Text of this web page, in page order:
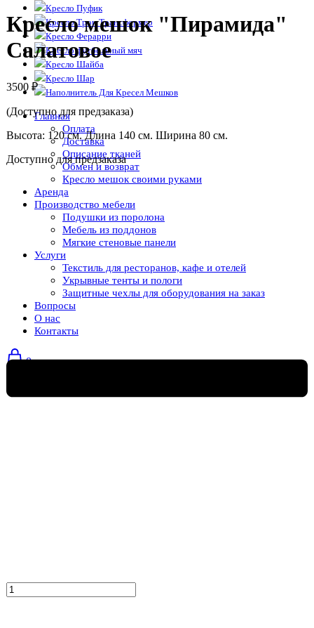
Кресло Пуфик
Кресло Трон Трансформер
Кресло Ферарри
Кресло футбольный мяч
Кресло Шайба
Кресло Шар
Наполнитель Для Кресел Мешков
Главная
Оплата
Доставка
Описание тканей
Обмен и возврат
Кресло мешок своими руками
Аренда
Производство мебели
Подушки из поролона
Мебель из поддонов
Мягкие стеновые панели
Услуги
Текстиль для ресторанов, кафе и отелей
Укрывные тенты и пологи
Защитные чехлы для оборудования на заказ
Вопросы
О нас
Контакты
0
Кресло мешок "Пирамида"
Салатовое
3500 ₽
(Доступно для предзаказа)
Высота: 120 см. Длина 140 см. Ширина 80 см.
Доступно для предзаказа
Количество
товара